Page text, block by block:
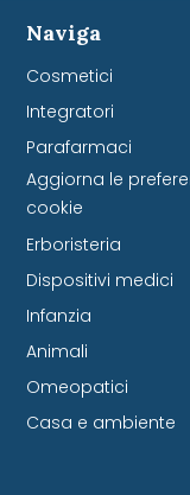
Naviga
Cosmetici
Integratori
Parafarmaci
Aggiorna le
cookie
Erboristeria
Dispositivi medici
Infanzia
Animali
Omeopatici
Casa e ambiente